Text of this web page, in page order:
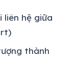
hệ giữa
thành